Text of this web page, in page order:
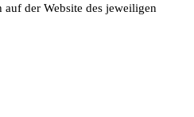
der Website des jeweiligen